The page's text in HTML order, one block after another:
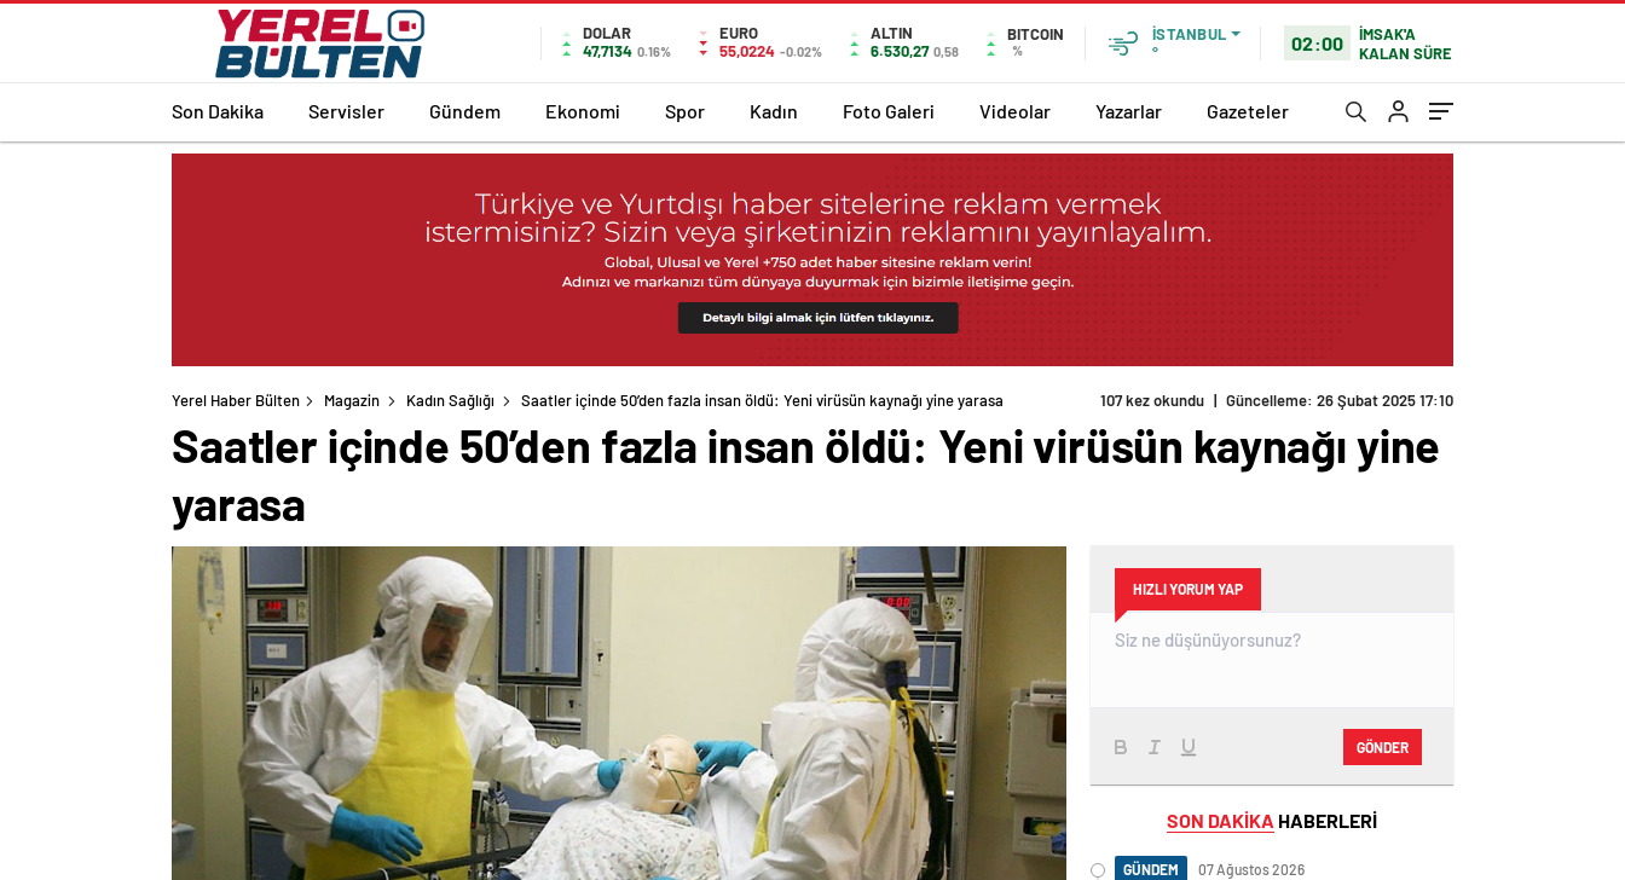
DOLAR
47,7134 0.16%
EURO
55,0224 -0.02%
ALTIN
6.530,27 0,58
BITCOIN
%
İSTANBUL
°
02:00
İMSAK'A
KALAN SÜRE
Son Dakika Servisler Gündem Ekonomi Spor Kadın Foto Galeri Videolar Yazarlar Gazeteler
Yerel Haber Bülten Magazin Kadın Sağlığı Saatler içinde 50’den fazla insan öldü: Yeni virüsün kaynağı yine yarasa 107 kez okundu | Güncelleme: 26 Şubat 2025 17:10
Saatler içinde 50’den fazla insan öldü: Yeni virüsün kaynağı yine
yarasa
HIZLI YORUM YAP
GÖNDER
SON DAKİKA HABERLERİ
GÜNDEM 07 Ağustos 2026